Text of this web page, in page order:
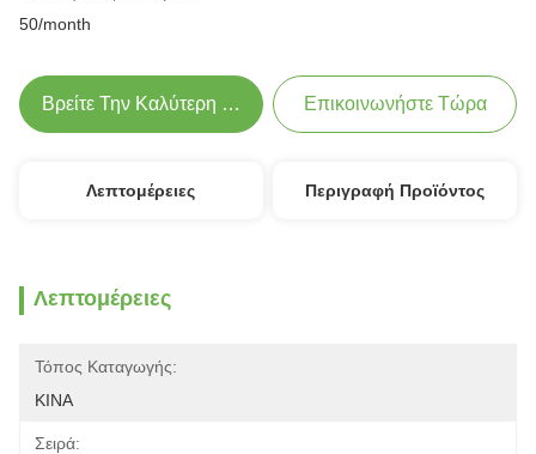
50/month
Βρείτε Την Καλύτερη Τιμή Επικοινωνήστε Τώρα
Λεπτομέρειες Περιγραφή Προϊόντος
Λεπτομέρειες
Τόπος Καταγωγής:
ΚΙΝΑ
Σειρά: